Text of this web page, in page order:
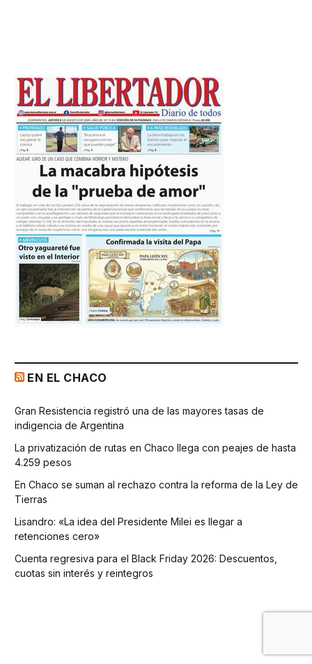
EN EL CHACO
Gran Resistencia registró una de las mayores tasas de
indigencia de Argentina
La privatización de rutas en Chaco llega con peajes de hasta
4.259 pesos
En Chaco se suman al rechazo contra la reforma de la Ley de
Tierras
Lisandro: «La idea del Presidente Milei es llegar a
retenciones cero»
Cuenta regresiva para el Black Friday 2026: Descuentos,
cuotas sin interés y reintegros